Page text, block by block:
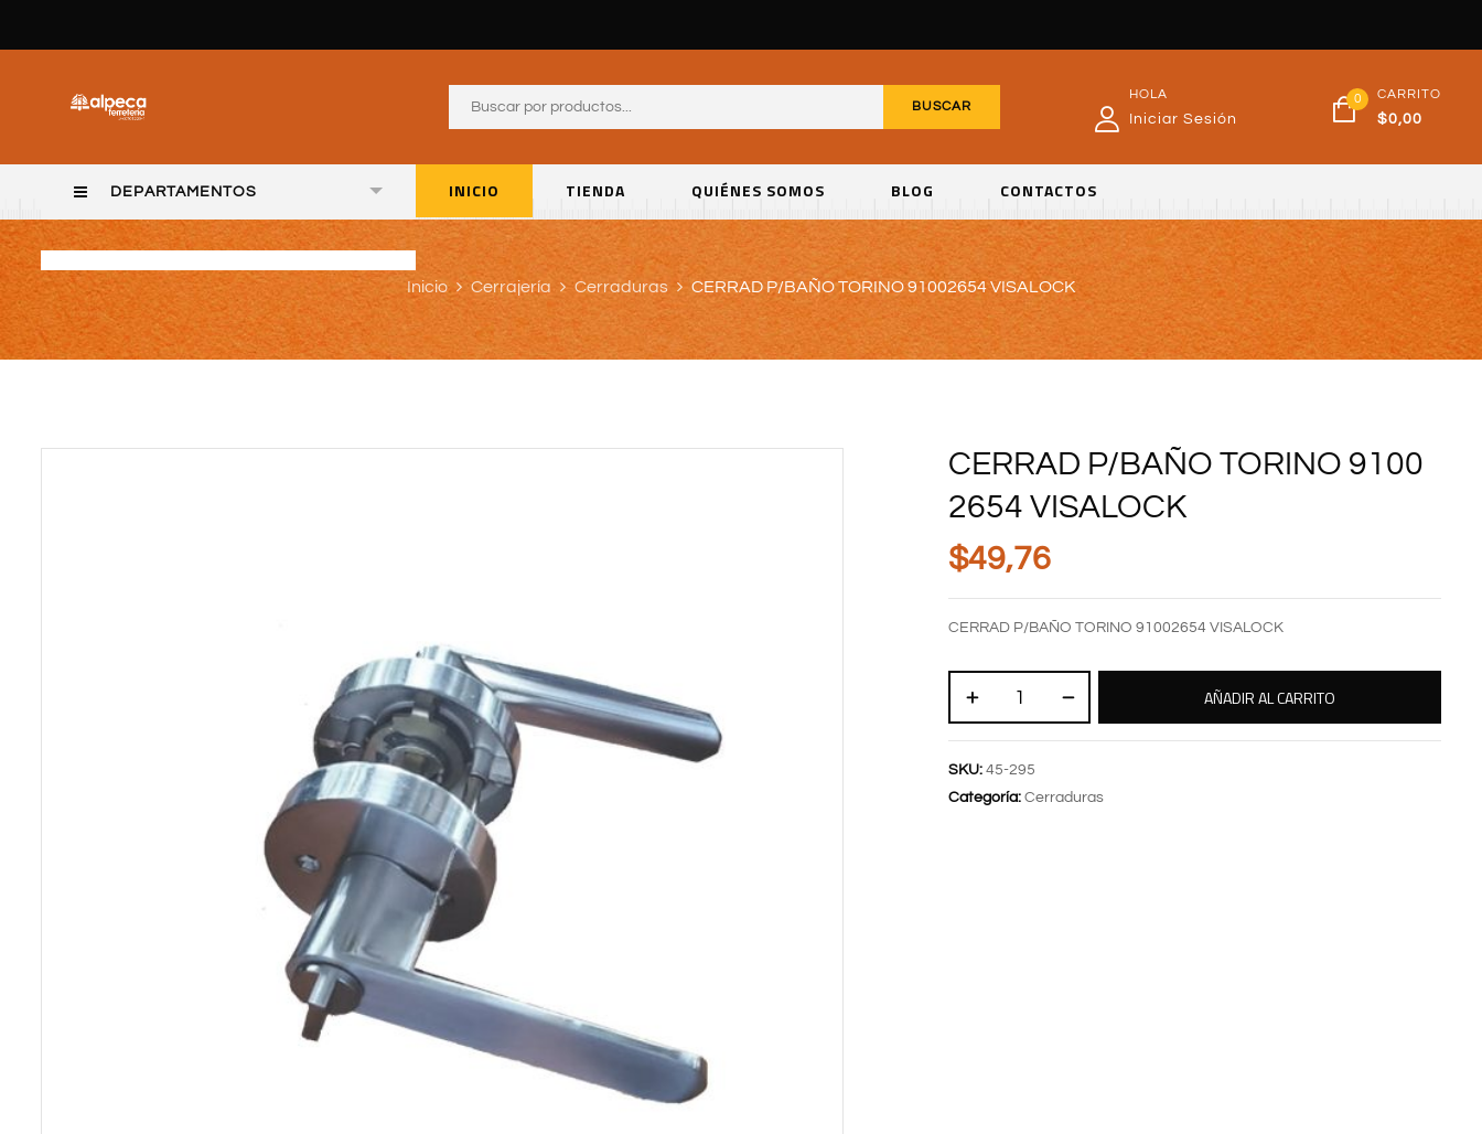
BUSCAR
HOLA
Iniciar Sesión
0 CARRITO
$0,00
DEPARTAMENTOS INICIO TIENDA QUIÉNES SOMOS BLOG CONTACTOS
Inicio Cerrajería Cerraduras CERRAD P/BAÑO TORINO 91002654 VISALOCK
CERRAD P/BAÑO TORINO 9100
2654 VISALOCK
$49,76
CERRAD P/BAÑO TORINO 91002654 VISALOCK
AÑADIR AL CARRITO
SKU:45-295
Categoría:Cerraduras